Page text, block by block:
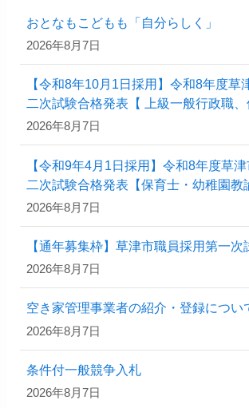
おとなもこどもも「自分らしく」
2026年8月7日
【令和8年10月1日採用】令和8年度草
二次試験合格発表【 上級一般行政職、
2026年8月7日
【令和9年4月1日採用】令和8年度草
二次試験合格発表【保育士・幼稚園教
2026年8月7日
【通年募集枠】草津市職員採用第一次
2026年8月7日
空き家管理事業者の紹介・登録につい
2026年8月7日
条件付一般競争入札
2026年8月7日